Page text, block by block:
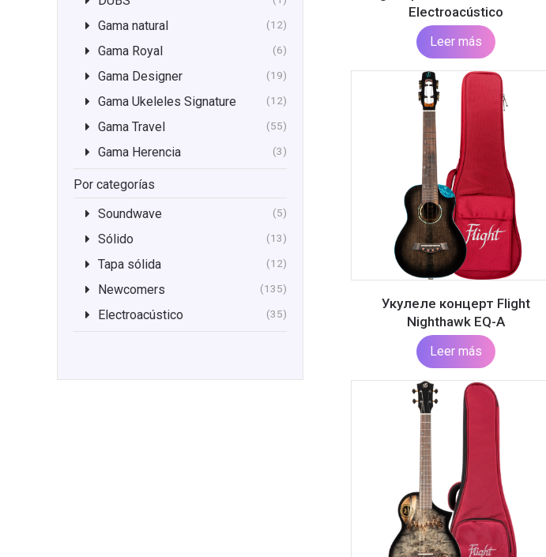
Electroacústico
Leer más
Укулеле концерт Flight
Nighthawk EQ-A
Leer más
Gama natural (12)
Gama Royal (6)
Gama Designer (19)
Gama Ukeleles Signature (12)
Gama Travel (55)
Gama Herencia (3)
Por categorías
Soundwave
(5)
Sólido (13)
Tapa sólida (12)
Newcomers (135)
Electroacústico (35)